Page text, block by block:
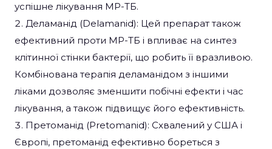
успішне лікування МР-ТБ.
Деламанід (Delamanid): Цей препарат також
ефективний проти МР-ТБ і впливає на синтез
клітинної стінки бактерії, що робить її вразливою.
Комбінована терапія деламанідом з іншими
ліками дозволяє зменшити побічні ефекти і час
лікування, а також підвищує його ефективність.
Претоманід (Pretomanid): Схвалений у США і
Європі, претоманід ефективно бореться з